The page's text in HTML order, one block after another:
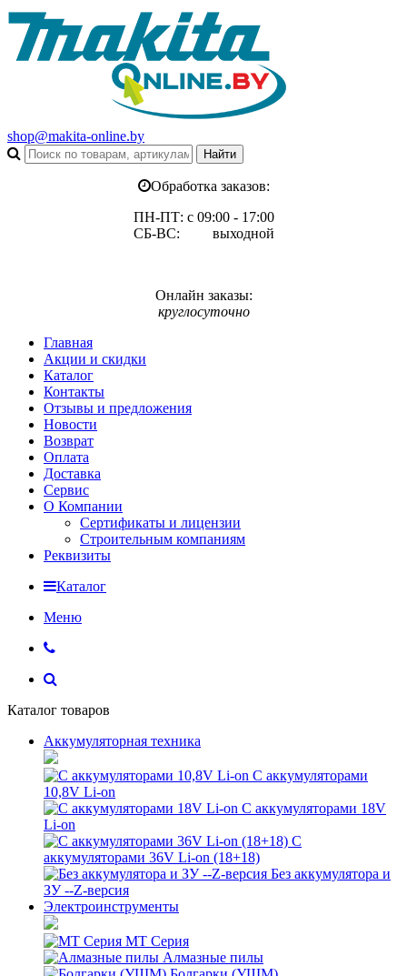
shop@makita-online.by
Обработка заказов:
ПН-ПТ: с 09:00 - 17:00
СБ-ВС: выходной
Онлайн заказы:
круглосуточно
Главная
Акции и скидки
Каталог
Контакты
Отзывы и предложения
Новости
Возврат
Оплата
Доставка
Сервис
О Компании
Сертификаты и лицензии
Строительным компаниям
Реквизиты
Каталог
Меню
Каталог товаров
Аккумуляторная техника
С аккумуляторами
10,8V Li-on
С аккумуляторами 18V
Li-on
С
аккумуляторами 36V Li-on (18+18)
Без аккумулятора и
ЗУ --Z-версия
Электроинструменты
MT Серия
Алмазные пилы